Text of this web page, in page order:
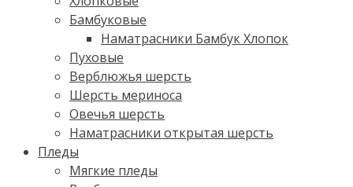
Бамбуковые
Наматрасники Бамбук Хлопок
Пуховые
Верблюжья шерсть
Шерсть мериноса
Овечья шерсть
Наматрасники открытая шерсть
Пледы
Мягкие пледы